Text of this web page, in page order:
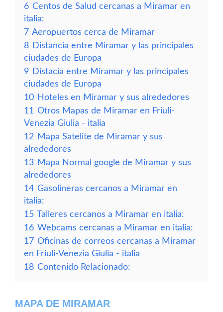
6 Centos de Salud cercanas a Miramar en
italia:
7 Aeropuertos cerca de Miramar
8 Distancia entre Miramar y las principales
ciudades de Europa
9 Distacia entre Miramar y las principales
ciudades de Europa
10 Hoteles en Miramar y sus alrededores
11 Otros Mapas de Miramar en Friuli-
Venezia Giulia - italia
12 Mapa Satelite de Miramar y sus
alrededores
13 Mapa Normal google de Miramar y sus
alrededores
14 Gasolineras cercanos a Miramar en
italia:
15 Talleres cercanos a Miramar en italia:
16 Webcams cercanas a Miramar en italia:
17 Oficinas de correos cercanas a Miramar
en Friuli-Venezia Giulia - italia
18 Contenido Relacionado:
MAPA DE MIRAMAR